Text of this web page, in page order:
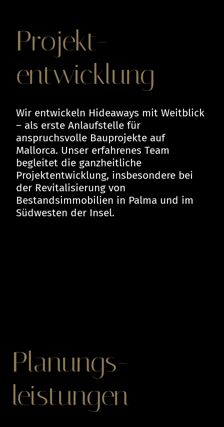
Projekt-
entwicklung
Wir entwickeln Hideaways mit Weitblick
– als erste Anlaufstelle für
anspruchsvolle Bauprojekte auf
Mallorca. Unser erfahrenes Team
begleitet die ganzheitliche
Projektentwicklung, insbesondere bei
der Revitalisierung von
Bestandsimmobilien in Palma und im
Südwesten der Insel.
Planungs-
leistungen